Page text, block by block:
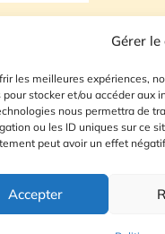
Gérer
les meilleures expériences,
pour stocker et/ou accéder aux
nous permettra de
ou les ID uniques sur ce
peut avoir un effet
Accepter
Plan du site